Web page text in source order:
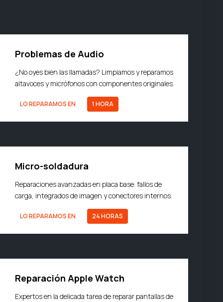
Problemas de Audio
¿No oyes bien las llamadas? Limpiamos y reparamos
altavoces y micrófonos con componentes originales.
LO REPARAMOS EN 1 HORA
Micro-soldadura
Reparaciones avanzadas en placa base: fallos de
carga, integrados de imagen y conectores internos.
LO REPARAMOS EN 24 HORAS
Reparación Apple Watch
Expertos en la delicada tarea de reparar pantallas de